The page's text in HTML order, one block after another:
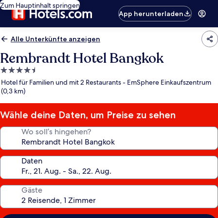
Zum Hauptinhalt springen
App herunterladen
Alle Unterkünfte anzeigen
Rembrandt Hotel Bangkok
4.5-
Sterne-
Unterkunft
Hotel für Familien und mit 2 Restaurants - EmSphere Einkaufszentrum
(0,3 km)
Wähle deine Daten, um Preise zu sehen
Wo soll’s hingehen?
Daten
Gäste